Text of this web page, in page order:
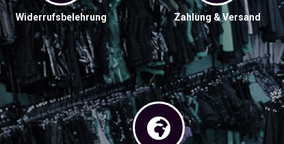
Widerrufsbelehrung Zahlung & Versand